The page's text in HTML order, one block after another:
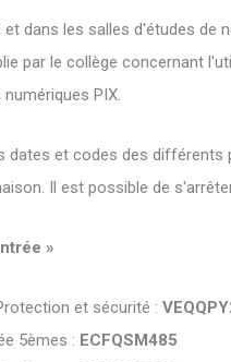
et dans les salles d'études
par le collège concernant
PIX.
dates et codes des différents
Il est possible de
»
et sécurité :
5èmes : ECFQSM485